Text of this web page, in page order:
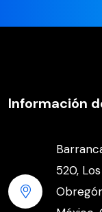
Información
520,